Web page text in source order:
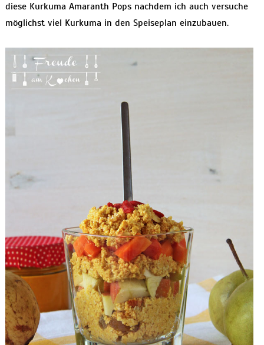
diese Kurkuma Amaranth Pops nachdem ich auch versuche
möglichst viel Kurkuma in den Speiseplan einzubauen.